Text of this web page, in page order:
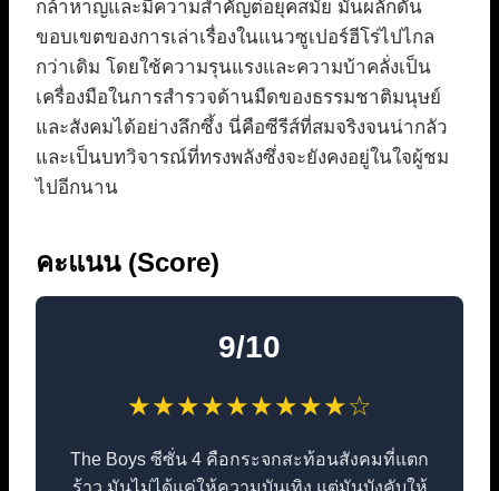
กล้าหาญและมีความสำคัญต่อยุคสมัย มันผลักดัน
ขอบเขตของการเล่าเรื่องในแนวซูเปอร์ฮีโร่ไปไกล
กว่าเดิม โดยใช้ความรุนแรงและความบ้าคลั่งเป็น
เครื่องมือในการสำรวจด้านมืดของธรรมชาติมนุษย์
และสังคมได้อย่างลึกซึ้ง นี่คือซีรีส์ที่สมจริงจนน่ากลัว
และเป็นบทวิจารณ์ที่ทรงพลังซึ่งจะยังคงอยู่ในใจผู้ชม
ไปอีกนาน
คะแนน (Score)
9/10
★★★★★★★★★☆
The Boys ซีซั่น 4 คือกระจกสะท้อนสังคมที่แตก